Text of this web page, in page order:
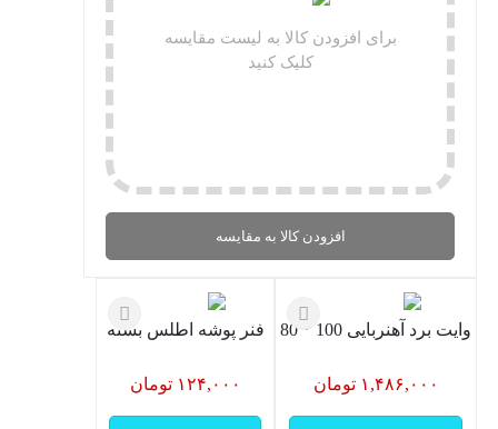
برای افزودن کالا به لیست مقایسه
کلیک کنید
افزودن کالا به مقایسه
وایت برد آهنربایی 100 * 80
۱,۴۸۶,۰۰۰ تومان
فنر پوشه اطلس بسته
۱۲۴,۰۰۰ تومان